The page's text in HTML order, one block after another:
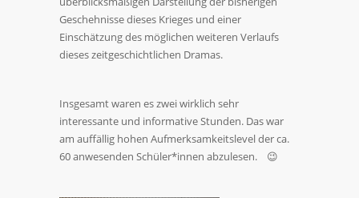
Geschehnisse dieses Krieges und einer
Einschätzung des möglichen weiteren Verlaufs
dieses zeitgeschichtlichen Dramas.
Insgesamt waren es zwei wirklich sehr
interessante und informative Stunden. Das war
am auffällig hohen Aufmerksamkeitslevel der ca.
60 anwesenden Schüler*innen abzulesen. 😉